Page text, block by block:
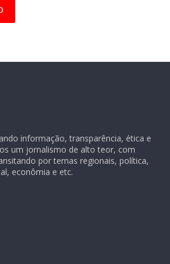
informação, transparência, ética e
um jornalismo de alto teor, com
por temas regionais, política,
econômia e etc.